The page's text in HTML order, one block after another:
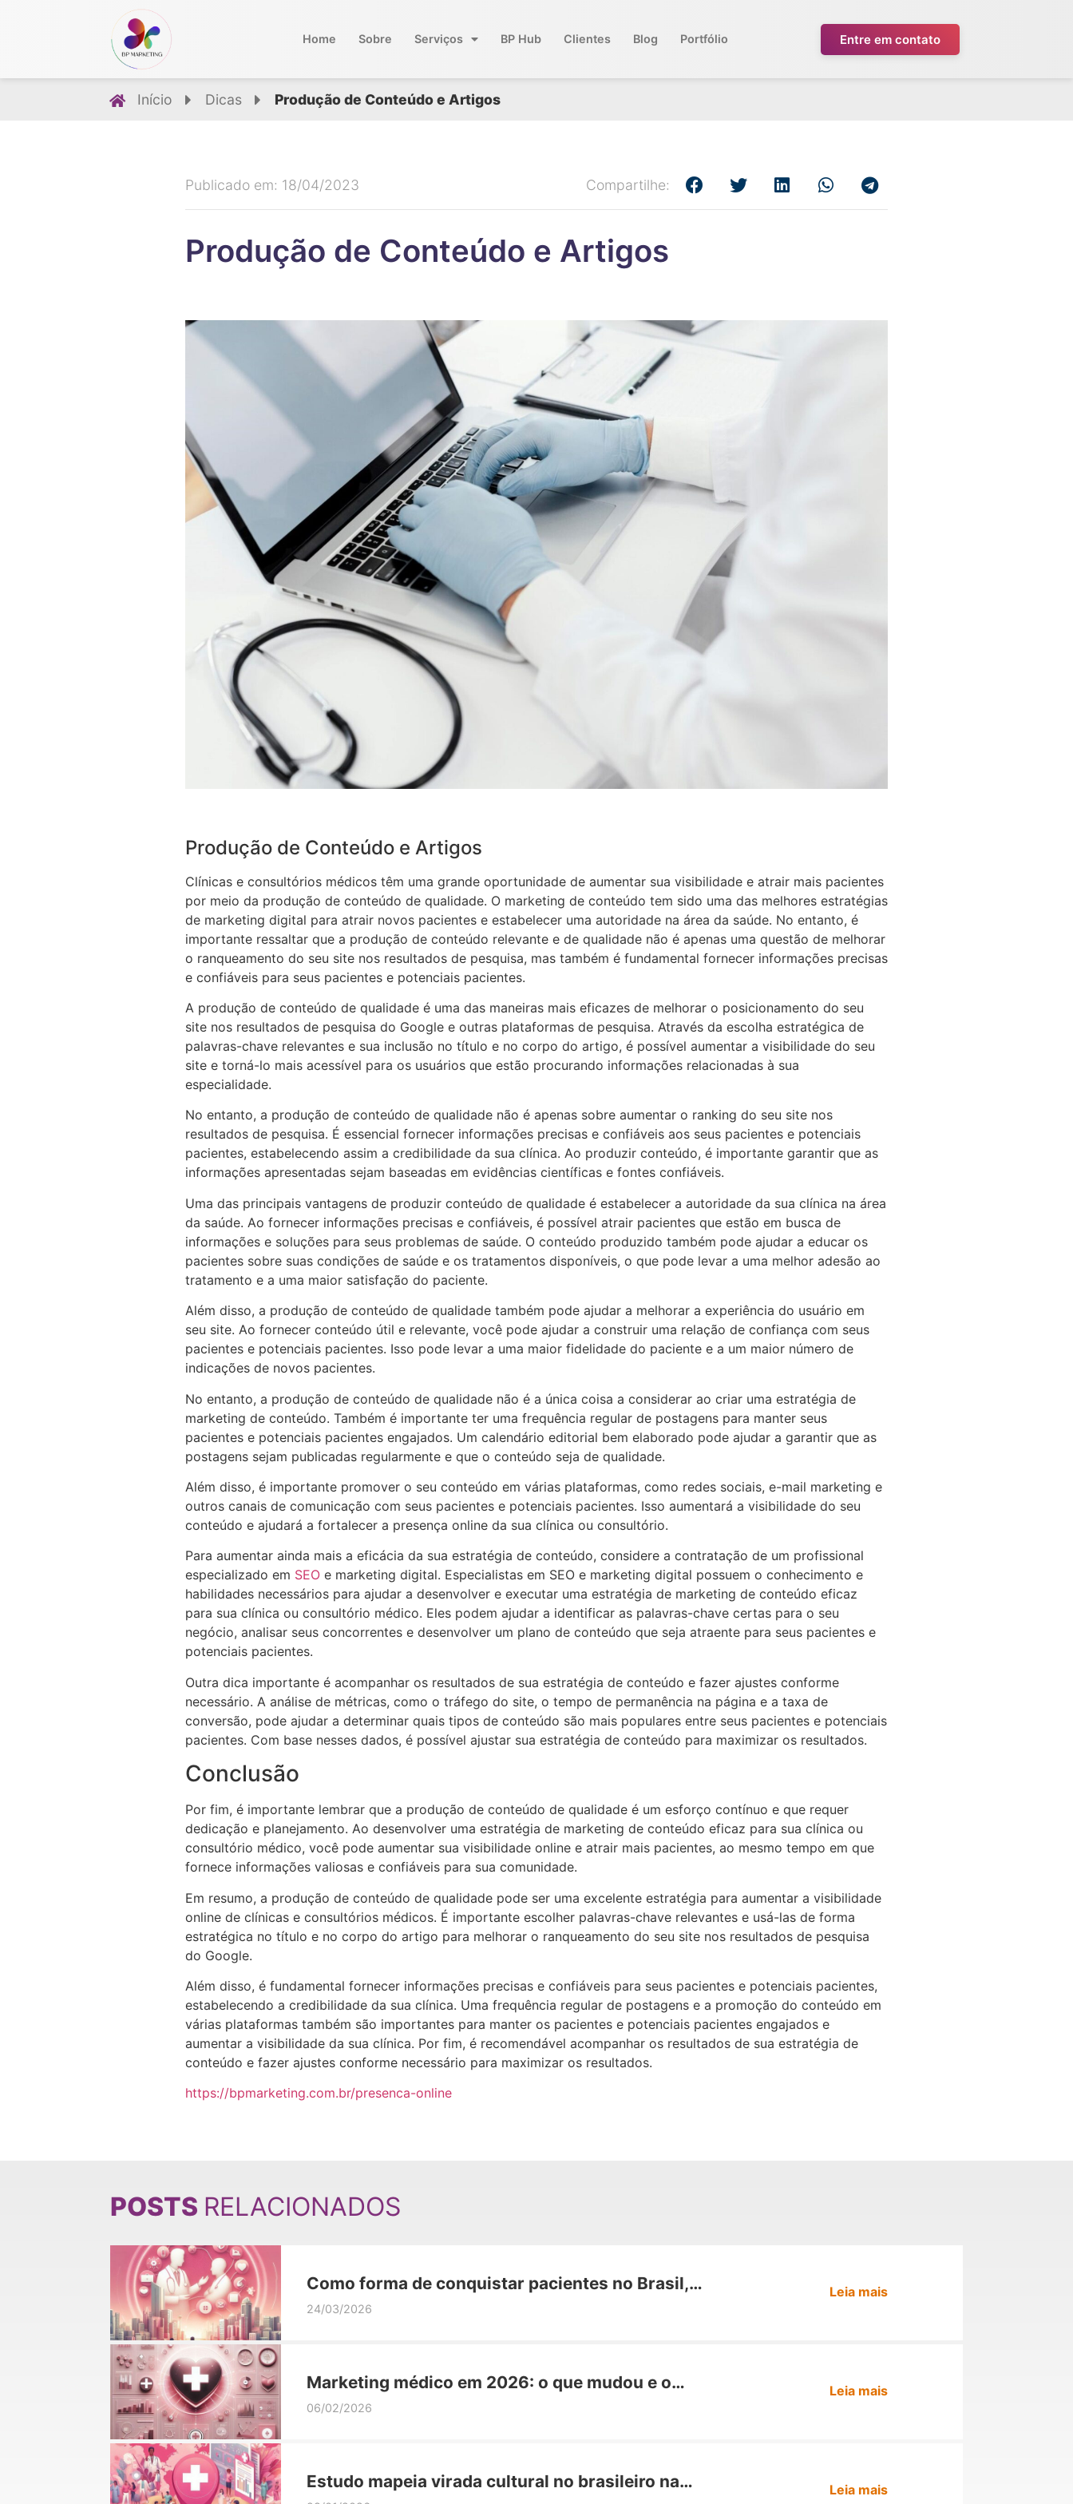
Home Sobre Serviços BP Hub Clientes Blog Portfólio Entre em contato
Início Dicas Produção de Conteúdo e Artigos
Publicado em: 18/04/2023 Compartilhe:
Produção de Conteúdo e Artigos
Produção de Conteúdo e Artigos
Clínicas e consultórios médicos têm uma grande oportunidade de aumentar sua visibilidade e atrair mais pacientes
por meio da produção de conteúdo de qualidade. O marketing de conteúdo tem sido uma das melhores estratégias
de marketing digital para atrair novos pacientes e estabelecer uma autoridade na área da saúde. No entanto, é
importante ressaltar que a produção de conteúdo relevante e de qualidade não é apenas uma questão de melhorar
o ranqueamento do seu site nos resultados de pesquisa, mas também é fundamental fornecer informações precisas
e confiáveis para seus pacientes e potenciais pacientes.
A produção de conteúdo de qualidade é uma das maneiras mais eficazes de melhorar o posicionamento do seu
site nos resultados de pesquisa do Google e outras plataformas de pesquisa. Através da escolha estratégica de
palavras-chave relevantes e sua inclusão no título e no corpo do artigo, é possível aumentar a visibilidade do seu
site e torná-lo mais acessível para os usuários que estão procurando informações relacionadas à sua
especialidade.
No entanto, a produção de conteúdo de qualidade não é apenas sobre aumentar o ranking do seu site nos
resultados de pesquisa. É essencial fornecer informações precisas e confiáveis aos seus pacientes e potenciais
pacientes, estabelecendo assim a credibilidade da sua clínica. Ao produzir conteúdo, é importante garantir que as
informações apresentadas sejam baseadas em evidências científicas e fontes confiáveis.
Uma das principais vantagens de produzir conteúdo de qualidade é estabelecer a autoridade da sua clínica na área
da saúde. Ao fornecer informações precisas e confiáveis, é possível atrair pacientes que estão em busca de
informações e soluções para seus problemas de saúde. O conteúdo produzido também pode ajudar a educar os
pacientes sobre suas condições de saúde e os tratamentos disponíveis, o que pode levar a uma melhor adesão ao
tratamento e a uma maior satisfação do paciente.
Além disso, a produção de conteúdo de qualidade também pode ajudar a melhorar a experiência do usuário em
seu site. Ao fornecer conteúdo útil e relevante, você pode ajudar a construir uma relação de confiança com seus
pacientes e potenciais pacientes. Isso pode levar a uma maior fidelidade do paciente e a um maior número de
indicações de novos pacientes.
No entanto, a produção de conteúdo de qualidade não é a única coisa a considerar ao criar uma estratégia de
marketing de conteúdo. Também é importante ter uma frequência regular de postagens para manter seus
pacientes e potenciais pacientes engajados. Um calendário editorial bem elaborado pode ajudar a garantir que as
postagens sejam publicadas regularmente e que o conteúdo seja de qualidade.
Além disso, é importante promover o seu conteúdo em várias plataformas, como redes sociais, e-mail marketing e
outros canais de comunicação com seus pacientes e potenciais pacientes. Isso aumentará a visibilidade do seu
conteúdo e ajudará a fortalecer a presença online da sua clínica ou consultório.
Para aumentar ainda mais a eficácia da sua estratégia de conteúdo, considere a contratação de um profissional
especializado em SEO e marketing digital. Especialistas em SEO e marketing digital possuem o conhecimento e
habilidades necessários para ajudar a desenvolver e executar uma estratégia de marketing de conteúdo eficaz
para sua clínica ou consultório médico. Eles podem ajudar a identificar as palavras-chave certas para o seu
negócio, analisar seus concorrentes e desenvolver um plano de conteúdo que seja atraente para seus pacientes e
potenciais pacientes.
Outra dica importante é acompanhar os resultados de sua estratégia de conteúdo e fazer ajustes conforme
necessário. A análise de métricas, como o tráfego do site, o tempo de permanência na página e a taxa de
conversão, pode ajudar a determinar quais tipos de conteúdo são mais populares entre seus pacientes e potenciais
pacientes. Com base nesses dados, é possível ajustar sua estratégia de conteúdo para maximizar os resultados.
Conclusão
Por fim, é importante lembrar que a produção de conteúdo de qualidade é um esforço contínuo e que requer
dedicação e planejamento. Ao desenvolver uma estratégia de marketing de conteúdo eficaz para sua clínica ou
consultório médico, você pode aumentar sua visibilidade online e atrair mais pacientes, ao mesmo tempo em que
fornece informações valiosas e confiáveis para sua comunidade.
Em resumo, a produção de conteúdo de qualidade pode ser uma excelente estratégia para aumentar a visibilidade
online de clínicas e consultórios médicos. É importante escolher palavras-chave relevantes e usá-las de forma
estratégica no título e no corpo do artigo para melhorar o ranqueamento do seu site nos resultados de pesquisa
do Google.
Além disso, é fundamental fornecer informações precisas e confiáveis para seus pacientes e potenciais pacientes,
estabelecendo a credibilidade da sua clínica. Uma frequência regular de postagens e a promoção do conteúdo em
várias plataformas também são importantes para manter os pacientes e potenciais pacientes engajados e
aumentar a visibilidade da sua clínica. Por fim, é recomendável acompanhar os resultados de sua estratégia de
conteúdo e fazer ajustes conforme necessário para maximizar os resultados.
https://bpmarketing.com.br/presenca-online
POSTS RELACIONADOS
Como forma de conquistar pacientes no Brasil,
médicos viram marcas e se transformam.
24/03/2026
Leia mais
Marketing médico em 2026: o que mudou e o
que realmente funciona
06/02/2026
Leia mais
Estudo mapeia virada cultural no brasileiro na
Leia mais